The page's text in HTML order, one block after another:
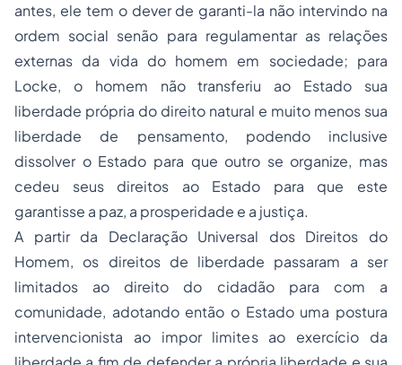
antes, ele tem o dever de garanti-la não intervindo na
ordem social senão para regulamentar as relações
externas da vida do homem em sociedade; para
Locke, o homem não transferiu ao Estado sua
liberdade própria do direito natural e muito menos sua
liberdade de pensamento, podendo inclusive
dissolver o Estado para que outro se organize, mas
cedeu seus direitos ao Estado para que este
garantisse a paz, a prosperidade e a justiça.
A partir da Declaração Universal dos Direitos do
Homem, os direitos de liberdade passaram a ser
limitados ao direito do cidadão para com a
comunidade, adotando então o Estado uma postura
intervencionista ao impor limites ao exercício da